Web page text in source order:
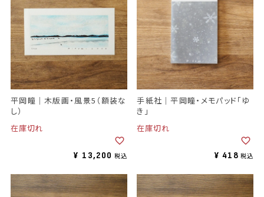
平岡瞳｜木版画・風景5（額装な
し）
在庫切れ
¥ 13,200 税込
手紙社｜平岡瞳・メモパッド「ゆ
き」
在庫切れ
¥ 418 税込